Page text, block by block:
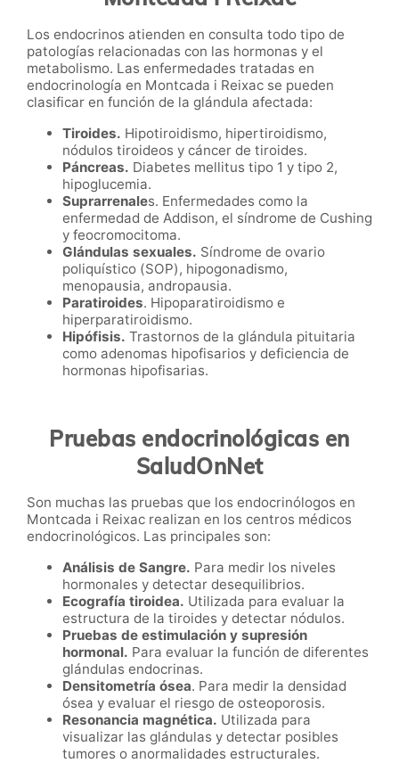
Los endocrinos atienden en consulta todo tipo de
patologías relacionadas con las hormonas y el
metabolismo. Las enfermedades tratadas en
endocrinología en Montcada i Reixac se pueden
clasificar en función de la glándula afectada:
Tiroides. Hipotiroidismo, hipertiroidismo,
nódulos tiroideos y cáncer de tiroides.
Páncreas. Diabetes mellitus tipo 1 y tipo 2,
hipoglucemia.
Suprarrenales. Enfermedades como la
enfermedad de Addison, el síndrome de Cushing
y feocromocitoma.
Glándulas sexuales. Síndrome de ovario
poliquístico (SOP), hipogonadismo,
menopausia, andropausia.
Paratiroides. Hipoparatiroidismo e
hiperparatiroidismo.
Hipófisis. Trastornos de la glándula pituitaria
como adenomas hipofisarios y deficiencia de
hormonas hipofisarias.
Pruebas endocrinológicas en
SaludOnNet
Son muchas las pruebas que los endocrinólogos en
Montcada i Reixac realizan en los centros médicos
endocrinológicos. Las principales son:
Análisis de Sangre. Para medir los niveles
hormonales y detectar desequilibrios.
Ecografía tiroidea. Utilizada para evaluar la
estructura de la tiroides y detectar nódulos.
Pruebas de estimulación y supresión
hormonal. Para evaluar la función de diferentes
glándulas endocrinas.
Densitometría ósea. Para medir la densidad
ósea y evaluar el riesgo de osteoporosis.
Resonancia magnética. Utilizada para
visualizar las glándulas y detectar posibles
tumores o anormalidades estructurales.